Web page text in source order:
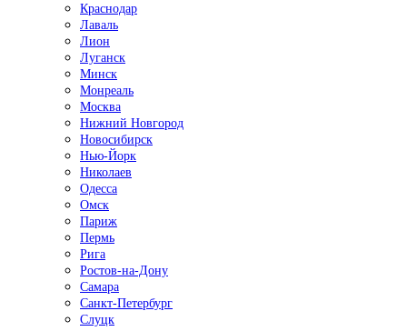
Краснодар
Лаваль
Лион
Луганск
Минск
Монреаль
Москва
Нижний Новгород
Новосибирск
Нью-Йорк
Николаев
Одесса
Омск
Париж
Пермь
Рига
Ростов-на-Дону
Самара
Санкт-Петербург
Слуцк